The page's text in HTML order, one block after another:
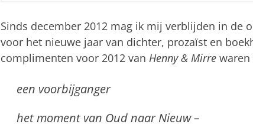
Sinds december 2012 mag ik mij verblijden in de
voor het nieuwe jaar van dichter, prozaïst en
complimenten voor 2012 van Henny & Mirrewaren
een voorbijganger
het moment van Oud naar Nieuw –